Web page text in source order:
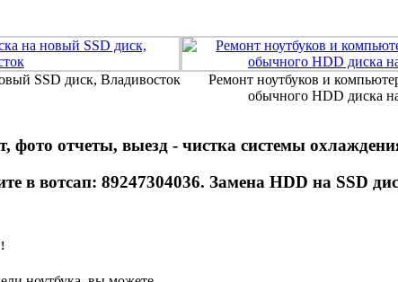
SSD диск, Владивосток
Ремонт ноутбуков и
обычного HDD диска
фото отчеты, выезд - чистка системы
вотсап: 89247304036. Замена HDD на SSD